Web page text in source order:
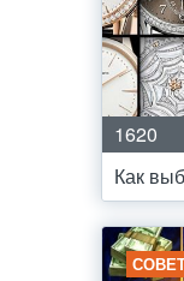
1620
Как